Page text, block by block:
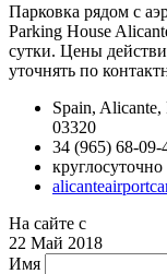
Парковка рядом с
Parking House
сутки. Цены
уточнять по
Spain,
03320
34 (965) 68-09-
круглосуточно
На сайте с
22 Май 2018
Имя